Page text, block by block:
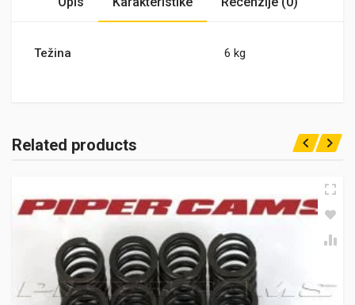
Težina 6 kg
Related products